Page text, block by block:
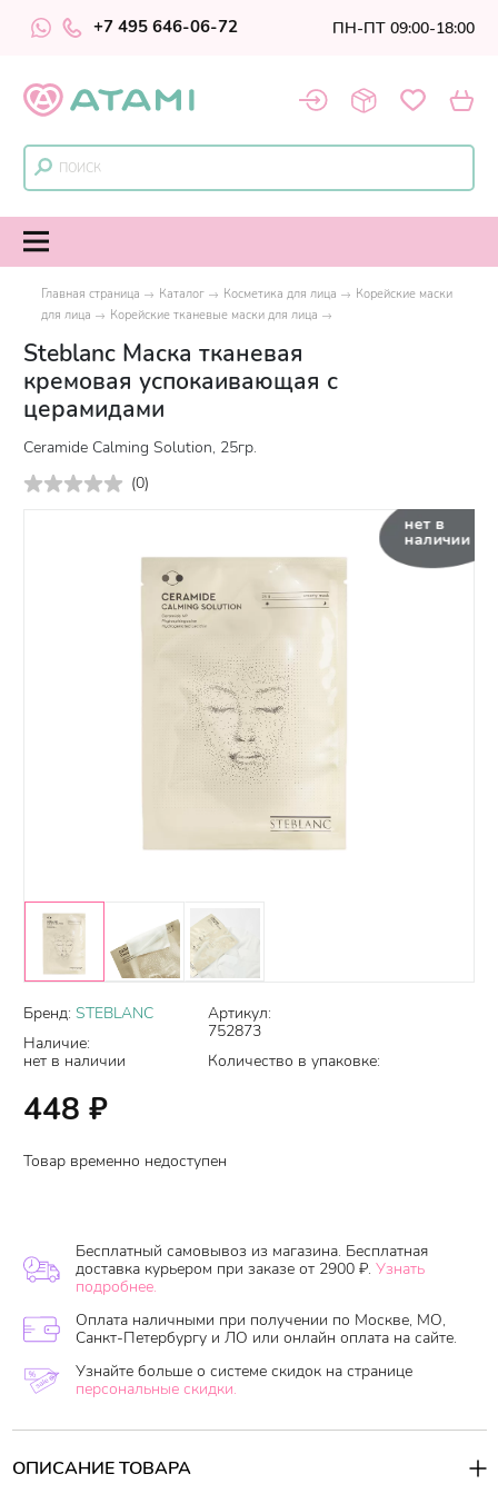
+7 495 646-06-72 ПН-ПТ 09:00-18:00
Главная страница Каталог Косметика для лица
Корейские маски
для лица
Корейские тканевые маски для лица
Steblanc Маска тканевая
кремовая успокаивающая с
церамидами
Ceramide Calming Solution, 25гр.
(0)
нет в
наличии
Бренд: STEBLANC
Наличие:
нет в наличии
Артикул:
752873
Количество в упаковке:
448 ₽
Товар временно недоступен
Бесплатный самовывоз из магазина. Бесплатная
доставка курьером при заказе от 2900 ₽. Узнать
подробнее.
Оплата наличными при получении по Москве, МО,
Санкт-Петербургу и ЛО или онлайн оплата на сайте.
Узнайте больше о системе скидок на странице
персональные скидки.
ОПИСАНИЕ ТОВАРА